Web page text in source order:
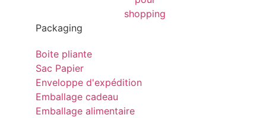
Packaging
Boite pliante
Sac Papier
Enveloppe d'expédition
Emballage cadeau
Emballage alimentaire